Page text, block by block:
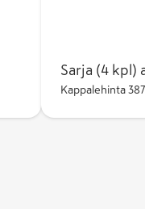
tarkempaa ja
paljaalla tiellä. Tuloksena on entistä
kuluttava
Sarja (4 kpl)
Kappalehinta